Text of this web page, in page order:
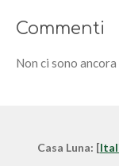
Commenti
Non ci sono
Casa Luna: [